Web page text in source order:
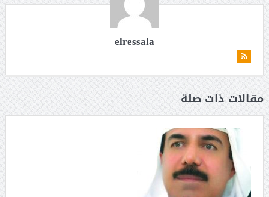
elressala
مقالات ذات صلة